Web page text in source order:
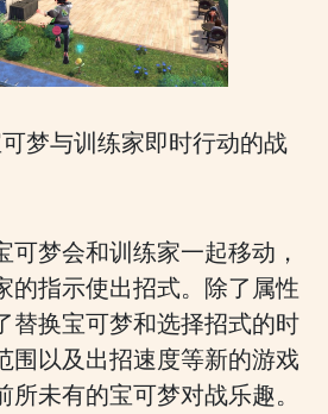
梦与训练家即时行动的战
可梦会和训练家一起移动，
的指示使出招式。除了属性
替换宝可梦和选择招式的时
围以及出招速度等新的游戏
未有的宝可梦对战乐趣。